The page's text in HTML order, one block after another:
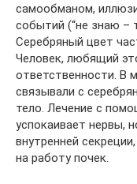
самообманом,
событий (“не знаю –
Серебряный цвет
Человек, любящий
ответственности. В
связывали с
тело. Лечение с
успокаивает нервы,
внутренней
на работу почек.